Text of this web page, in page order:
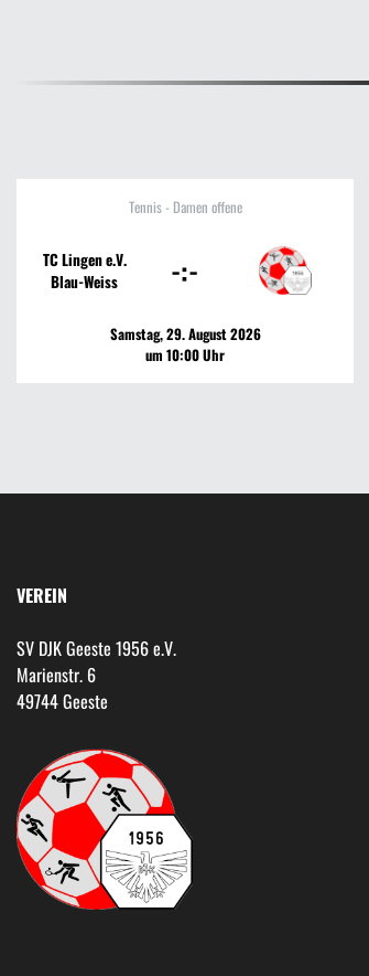
Tennis - Damen offene
TC Lingen e.V.
Blau-Weiss
-:-
Samstag, 29. August 2026
um 10:00 Uhr
VEREIN
SV DJK Geeste 1956 e.V.
Marienstr. 6
49744 Geeste